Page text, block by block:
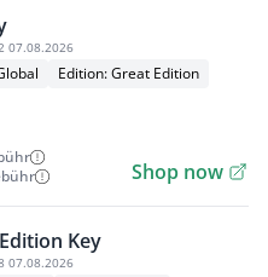
07.08.2026
Edition: Great Edition
Shop now
Key
07.08.2026